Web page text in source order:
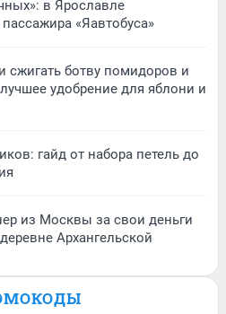
в Ярославле
«Яавтобуса»
сжигать ботву помидоров и
удобрение для яблони и
гайд от набора петель до
из Москвы за свои деньги
Архангельской